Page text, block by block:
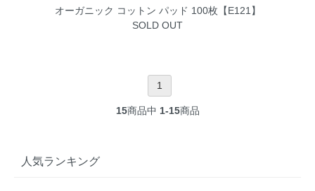
オーガニック コットン パッド 100枚【E121】
SOLD OUT
1
15商品中 1-15商品
人気ランキング